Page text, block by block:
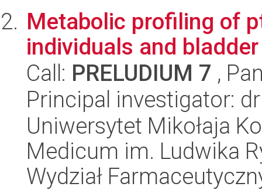
Metabolic profiling of
individuals and
Call: PRELUDIUM 7 ,
Principal investigator:
Uniwersytet Mikołaja
Medicum im. Ludwika
Wydział